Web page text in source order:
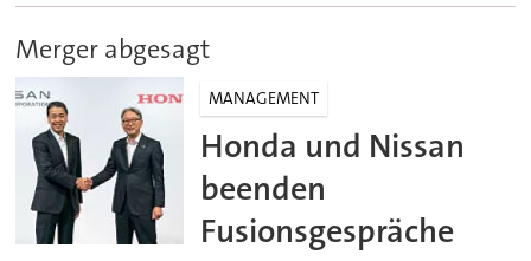
Merger abgesagt
MANAGEMENT
Honda und Nissan
beenden
Fusionsgespräche